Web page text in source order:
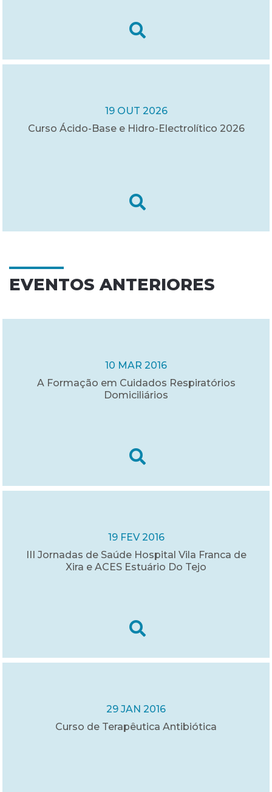
19 OUT 2026
Curso Ácido-Base e Hidro-Electrolítico 2026
EVENTOS ANTERIORES
10 MAR 2016
A Formação em Cuidados Respiratórios
Domiciliários
19 FEV 2016
III Jornadas de Saúde Hospital Vila Franca de
Xira e ACES Estuário Do Tejo
29 JAN 2016
Curso de Terapêutica Antibiótica